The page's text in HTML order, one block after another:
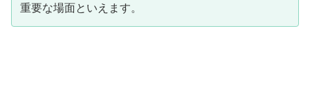
重要な場面といえます。